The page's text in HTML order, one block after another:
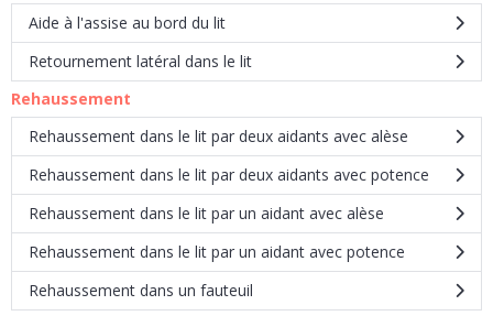
Aide à l'assise au bord du lit
Retournement latéral dans le lit
Rehaussement
Rehaussement dans le lit par deux aidants avec alèse
Rehaussement dans le lit par deux aidants avec potence
Rehaussement dans le lit par un aidant avec alèse
Rehaussement dans le lit par un aidant avec potence
Rehaussement dans un fauteuil